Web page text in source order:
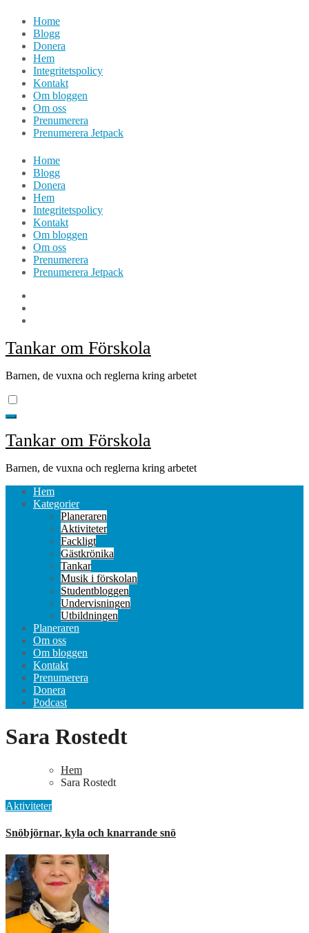
Hoppa
innehåll
Home
Blogg
Donera
Hem
Integritetspolicy
Kontakt
Om bloggen
Om oss
Prenumerera
Prenumerera Jetpack
Home
Blogg
Donera
Hem
Integritetspolicy
Kontakt
Om bloggen
Om oss
Prenumerera
Prenumerera Jetpack
Tankar om Förskola
Barnen, de vuxna och reglerna kring arbetet
Tankar om Förskola
Barnen, de vuxna och reglerna kring arbetet
Hem
Kategorier
Planeraren
Aktiviteter
Fackligt
Gästkrönika
Tankar
Musik i förskolan
Studentbloggen
Undervisningen
Utbildningen
Planeraren
Om oss
Om bloggen
Kontakt
Prenumerera
Donera
Podcast
Sara Rostedt
Hem
Sara Rostedt
Aktiviteter
Snöbjörnar, kyla och knarrande snö